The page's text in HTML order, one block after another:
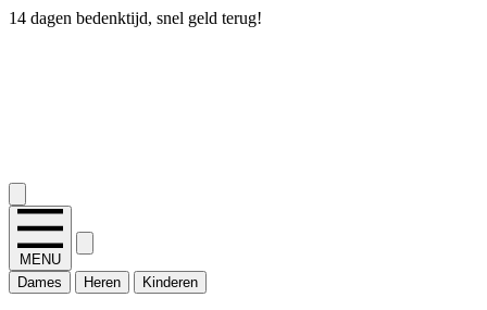
14 dagen bedenktijd, snel geld terug!
MENU
Dames
Heren Kinderen